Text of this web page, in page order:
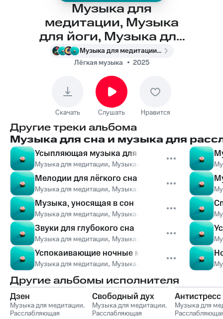
Музыка для
медитации, Музыка
для йоги, Музыка для
сна, Успокаивающая
музыка, Meditation
Music, Meditation
Music - Спокойные
звуки для сна
Музыка для медитации, Музыка для йоги, Музыка для сна, Успокаивающая музыка, Meditation Music, Meditation Music
Лёгкая музыка
2025
Скачать Слушать Нравится
Другие треки альбома
Музыка для сна и музыка для
Усыпляющая музыка для сна
Музыка для медитации, Музыка для йоги Музыка для сна,
Мелодии для лёгкого сна
Музыка для медитации, Музыка для йоги Музыка для сна,
Музыка, уносящая в сон
Музыка для медитации, Музыка для йоги Музыка для сна,
Звуки для глубокого сна
Музыка для медитации, Музыка для йоги Музыка для сна,
Успокаивающие ночные мелодии
Музыка для медитации, Музыка для йоги Музыка для сна,
Другие альбомы исполнителя
Дзен
Музыка для медитации,
Расслабляющая
Свободный дух
Музыка для медитации,
Расслабляющая
Антистресс
Музыка для